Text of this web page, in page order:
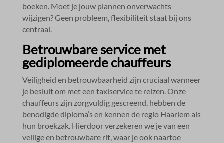
boeken.​ Moet je jouw plannen onverwachts
wijzigen? Geen probleem, flexibiliteit staat bij ons
centraal.​
Betrouwbare service met
gediplomeerde chauffeurs
Veiligheid en betrouwbaarheid zijn cruciaal wanneer
je besluit om met een taxiservice te reizen.​ Onze
chauffeurs zijn zorgvuldig gescreend, hebben de
benodigde diploma’s en kennen de regio Haarlem als
hun broekzak.​ Hierdoor verzekeren we je van een
veilige en betrouwbare rit, waar je ook naartoe